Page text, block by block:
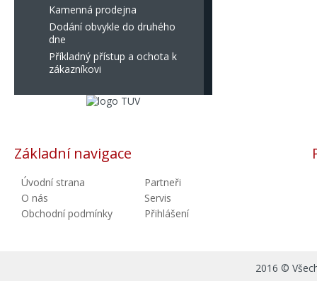
Kamenná prodejna
Dodání obvykle do druhého
dne
Příkladný přístup a ochota k
zákazníkovi
Základní navigace
Úvodní strana
O nás
Obchodní podmínky
Partneři
Servis
Přihlášení
2016 ©